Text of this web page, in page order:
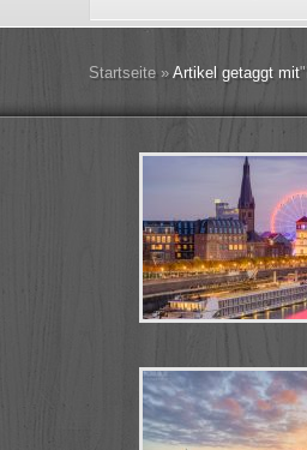
Startseite » Artikel getaggt mit"